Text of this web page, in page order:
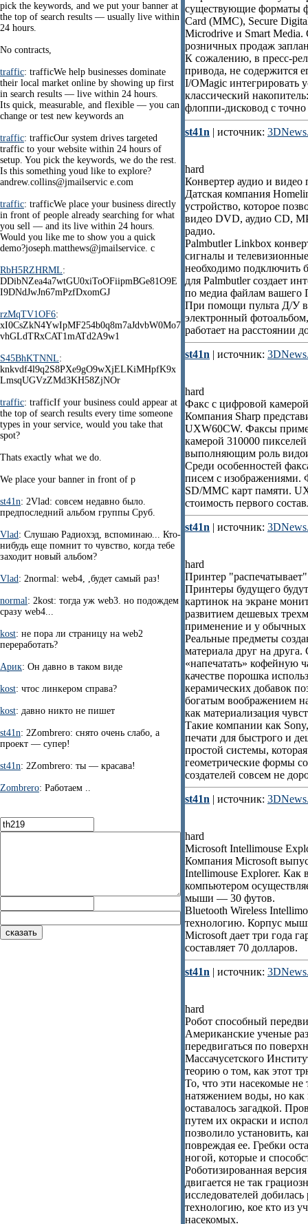
pick the keywords, and we put your banner at
the top of search results — usually live within
24 hours.
No contracts,
traffic: trafficWe help businesses dominate
their local market online by showing up first
in search results — live within 24 hours.
Its quick, measurable, and flexible — you can
change or test new keywords an
traffic: trafficOur system drives targeted
traffic to your website within 24 hours of
setup. You pick the keywords, we do the rest.
Is this something youd like to explore?
andrew.collins@jmailservic e.com
traffic: trafficWe place your business directly
in front of people already searching for what
you sell — and its live within 24 hours.
Would you like me to show you a quick
demo?joseph.matthews@jmailservice. c
RbH5RZHRML:
DDibNZea4a7wtGU0xiToOFiipmBGe81O9E
I9DNdJwJn67mPzfDxomGJ
rzMqTV1OF6:
xI0CsZkN4YwIpMF254b0q8m7aJdvbW0Mo7
vhGLdTRxCAT1mATd2A9w1
S45BhKTNNL:
knkvdf4l9q2S8PXe9gO9wXjELKiMHpfK9x
LmsqUGVzZMd3KH58ZjNOr
traffic: trafficIf your business could appear at
the top of search results every time someone
types in your service, would you take that
spot?
Thats exactly what we do.
We place your banner in front of p
st41n: 2Vlad: совсем недавно было.
предпоследний альбом группы Сруб.
Vlad: Слушаю Радиохэд, вспоминаю... Кто-
нибудь еще помнит то чувство, когда тебе
заходит новый альбом?
Vlad: 2normal: web4, ,будет самый раз!
normal: 2kost: тогда уж web3. но подождем
сразу web4...
kost: не пора ли страницу на web2
переработать?
Арик: Он давно в таком виде
kost: чтос линкером справа?
kost: давно никто не пишет
st41n: 2Zombrero: снято очень слабо, а
проект — супер!
st41n: 2Zombrero: ты — красава!
Zombrero: Работаем ..
существующие форматы
Card (MMC), Secure
Microdrive и Smart Media.
розничных продаж
К сожалению, в пресс-
привода, не содержится
I/OMagic интегрировать
классический
флоппи-дисковод с
st41n | источник:
hard
Конвертер аудио и видео
Датская компания
устройство, которое
видео DVD, аудио CD,
радио.
Palmbutler Linkbox
сигналы и
необходимо
для Palmbutler создает
по медиа файлам вашего
При помощи пульта Д/У
электронный
работает на расстоянии
st41n | источник:
hard
Факс с цифровой
Компания Sharp
UXW60CW. Факсы
камерой 310000
выполняющим роль
Среди особенностей
писем с изображениями.
SD/MMC карт памяти.
стоимость первого
st41n | источник:
hard
Принтер
Принтеры будущего
картинок на экране
развитием дешевых
применение и у обычных
Реальные предметы
материала друг на
«напечатать» кофейную
качестве порошка
керамических добавок
богатым воображением
как материализация
Такие компании как
печати для быстрого и
простой системы,
геометрические формы
создателей совсем не
st41n | источник:
hard
Microsoft Intellimouse
Компания Microsoft
Intellimouse Explorer. Как
компьютером
мыши — 30 футов.
Bluetooth Wireless
технологию. Корпус
Microsoft дает три года
составляет 70 долларов.
st41n | источник:
hard
Робот способный
Американские ученые
передвигаться по
Массачусетского
теорию о том, как этот
То, что эти насекомые не
натяжением воды, но как
оставалось загадкой.
путем их окраски и
позволило установить,
повреждая ее. Гребки
ногой, которые и
Роботизированная
двигается не так
исследователей
технологию, кое кто из
насекомых.